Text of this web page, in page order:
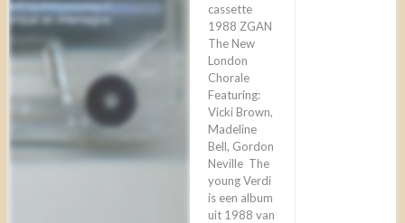
cassette
1988 ZGAN
The New
London
Chorale
Featuring:
Vicki Brown,
Madeline
Bell, Gordon
Neville ‎ The
young Verdi
is een album
uit 1988 van